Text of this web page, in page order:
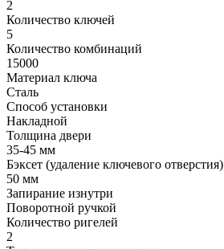
2
Количество ключей
5
Количество комбинаций
15000
Материал ключа
Сталь
Способ установки
Накладной
Толщина двери
35-45 мм
Бэксет (удаление ключевого отверстия)
50 мм
Запирание изнутри
Поворотной ручкой
Количество ригелей
2